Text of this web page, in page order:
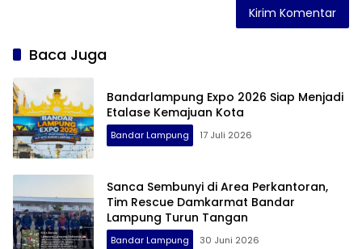
Baca Juga
Bandarlampung Expo 2026 Siap Menjadi
Etalase Kemajuan Kota
Bandar Lampung 17 Juli 2026
Sanca Sembunyi di Area Perkantoran,
Tim Rescue Damkarmat Bandar
Lampung Turun Tangan
Bandar Lampung 30 Juni 2026